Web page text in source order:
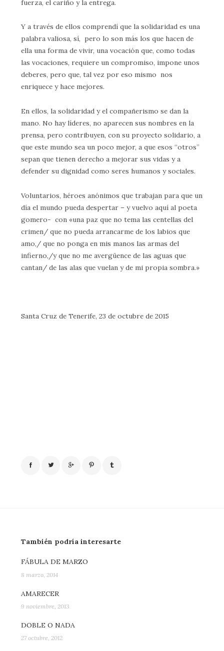
fuerza, el cariño y la entrega.
Y a través de ellos comprendí que la solidaridad es una
palabra valiosa, sí, pero lo son más los que hacen de
ella una forma de vivir, una vocación que, como todas
las vocaciones, requiere un compromiso, impone unos
deberes, pero que, tal vez por eso mismo nos
enriquece y hace mejores.
En ellos, la solidaridad y el compañerismo se dan la
mano. No hay líderes, no aparecen sus nombres en la
prensa, pero contribuyen, con su proyecto solidario, a
que este mundo sea un poco mejor, a que esos “otros”
sepan que tienen derecho a mejorar sus vidas y a
defender su dignidad como seres humanos y sociales.
Voluntarios, héroes anónimos que trabajan para que un
día el mundo pueda despertar – y vuelvo aquí al poeta
gomero- con «una paz que no tema las centellas del
crimen/ que no pueda arrancarme de los labios que
amo,/ que no ponga en mis manos las armas del
infierno,/y que no me avergüence de las aguas que
cantan/ de las alas que vuelan y de mi propia sombra.»
Santa Cruz de Tenerife, 23 de octubre de 2015
También podría interesarte
FÁBULA DE MARZO
8 marzo, 2014
AMARECER
9 noviembre, 2013
DOBLE O NADA
27 octubre, 2012